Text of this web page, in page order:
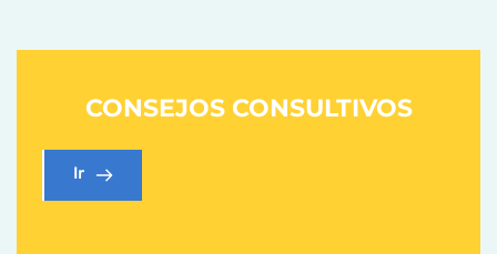
CONSEJOS CONSULTIVOS
Ir